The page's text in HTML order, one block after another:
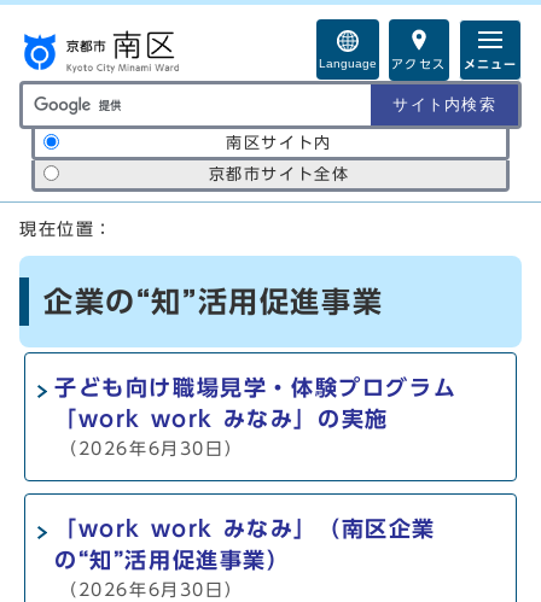
Language アクセス メニュー
サイト内検索の範囲
南区サイト内
京都市サイト全体
ここから本文です
現在位置：
企業の“知”活用促進事業
子ども向け職場見学・体験プログラム
「work work みなみ」の実施
（2026年6月30日）
「work work みなみ」（南区企業
の“知”活用促進事業）
（2026年6月30日）